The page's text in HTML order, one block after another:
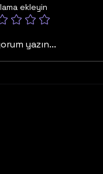
ekleyin
yazın...